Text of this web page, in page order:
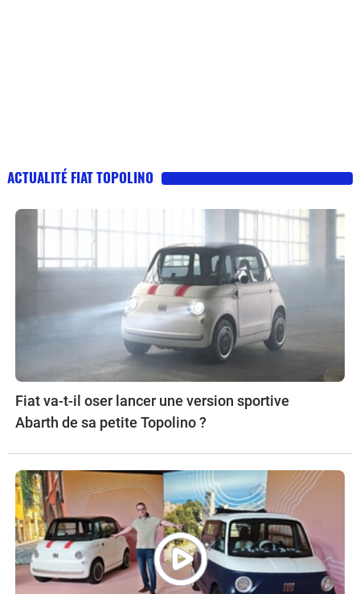
ACTUALITÉ FIAT TOPOLINO
Fiat va-t-il oser lancer une version sportive
Abarth de sa petite Topolino ?